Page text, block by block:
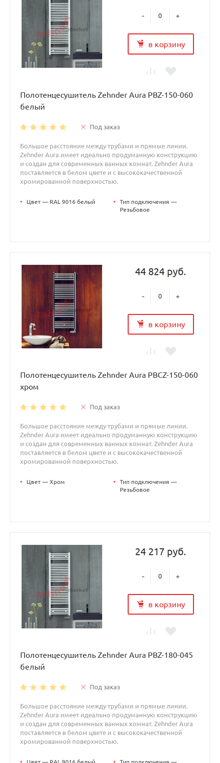
- +
в корзину
Полотенцесушитель Zehnder Aura PBZ-150-060
белый
Под заказ
Большое расстояние между трубами и прямые линии.
Zehnder Aura имеет идеально продуманную конструкцию
и создан для современных ванных комнат. Zehnder Aura
поставляется в белом цвете и с высококачественной
хромированной поверхностью.
• Цвет — RAL 9016 белый •
Тип подключения —
Резьбовое
44 824 руб.
- +
в корзину
Полотенцесушитель Zehnder Aura PBCZ-150-060
хром
Под заказ
Большое расстояние между трубами и прямые линии.
Zehnder Aura имеет идеально продуманную конструкцию
и создан для современных ванных комнат. Zehnder Aura
поставляется в белом цвете и с высококачественной
хромированной поверхностью.
• Цвет — Хром •
Тип подключения —
Резьбовое
24 217 руб.
- +
в корзину
Полотенцесушитель Zehnder Aura PBZ-180-045
белый
Под заказ
Большое расстояние между трубами и прямые линии.
Zehnder Aura имеет идеально продуманную конструкцию
и создан для современных ванных комнат. Zehnder Aura
поставляется в белом цвете и с высококачественной
хромированной поверхностью.